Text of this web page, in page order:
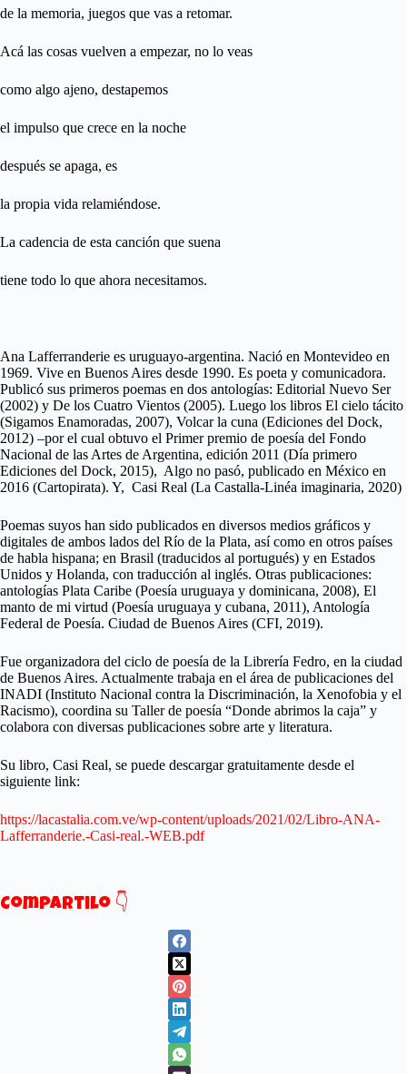
de la memoria, juegos que vas a retomar.
Acá las cosas vuelven a empezar, no lo veas
como algo ajeno, destapemos
el impulso que crece en la noche
después se apaga, es
la propia vida relamiéndose.
La cadencia de esta canción que suena
tiene todo lo que ahora necesitamos.
Ana Lafferranderie es uruguayo-argentina. Nació en Montevideo en
1969. Vive en Buenos Aires desde 1990. Es poeta y comunicadora.
Publicó sus primeros poemas en dos antologías: Editorial Nuevo Ser
(2002) y De los Cuatro Vientos (2005). Luego los libros El cielo tácito
(Sigamos Enamoradas, 2007), Volcar la cuna (Ediciones del Dock,
2012) –por el cual obtuvo el Primer premio de poesía del Fondo
Nacional de las Artes de Argentina, edición 2011 (Día primero
Ediciones del Dock, 2015), Algo no pasó, publicado en México en
2016 (Cartopirata). Y, Casi Real (La Castalla-Linéa imaginaria, 2020)
Poemas suyos han sido publicados en diversos medios gráficos y
digitales de ambos lados del Río de la Plata, así como en otros países
de habla hispana; en Brasil (traducidos al portugués) y en Estados
Unidos y Holanda, con traducción al inglés. Otras publicaciones:
antologías Plata Caribe (Poesía uruguaya y dominicana, 2008), El
manto de mi virtud (Poesía uruguaya y cubana, 2011), Antología
Federal de Poesía. Ciudad de Buenos Aires (CFI, 2019).
Fue organizadora del ciclo de poesía de la Librería Fedro, en la ciudad
de Buenos Aires. Actualmente trabaja en el área de publicaciones del
INADI (Instituto Nacional contra la Discriminación, la Xenofobia y el
Racismo), coordina su Taller de poesía “Donde abrimos la caja” y
colabora con diversas publicaciones sobre arte y literatura.
Su libro, Casi Real, se puede descargar gratuitamente desde el
siguiente link:
https://lacastalia.com.ve/wp-content/uploads/2021/02/Libro-ANA-
Lafferranderie.-Casi-real.-WEB.pdf
Compartilo 👇